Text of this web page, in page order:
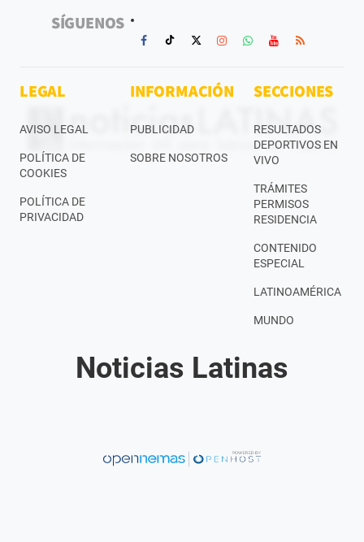
SÍGUENOS
LEGAL
AVISO LEGAL
POLÍTICA DE
COOKIES
POLÍTICA DE
PRIVACIDAD
INFORMACIÓN
PUBLICIDAD
SOBRE NOSOTROS
SECCIONES
RESULTADOS
DEPORTIVOS EN
VIVO
TRÁMITES
PERMISOS
RESIDENCIA
CONTENIDO
ESPECIAL
LATINOAMÉRICA
MUNDO
Noticias Latinas